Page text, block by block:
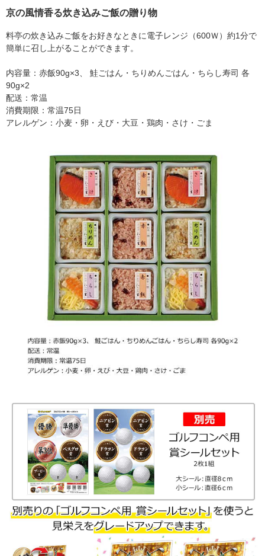
京の風情香る炊き込みご飯の贈り物
料亭の炊き込みご飯をお好きなときに電子レンジ（600Ｗ）約1分で
簡単に召し上がることができます。
内容量：赤飯90g×3、 鮭ごはん・ちりめんごはん・ちらし寿司 各
90g×2
配送：常温
消費期限：常温75日
アレルゲン：小麦・卵・えび・大豆・鶏肉・さけ・ごま